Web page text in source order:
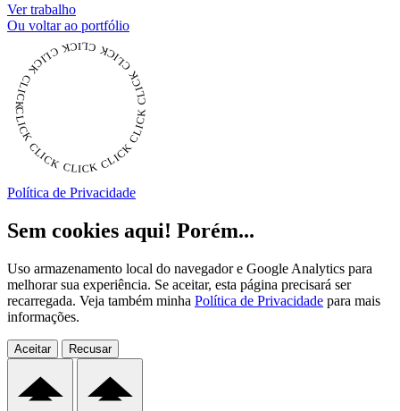
Ver trabalho
Ou voltar ao portfólio
CLICK CLICK CLICK CLICK CLICK CLICK CLICK CLICK CLICK CLICK CLICK
Política de Privacidade
Sem cookies aqui! Porém...
Uso armazenamento local do navegador e Google Analytics para
melhorar sua experiência. Se aceitar, esta página precisará ser
recarregada. Veja também minha Política de Privacidade para mais
informações.
Aceitar Recusar